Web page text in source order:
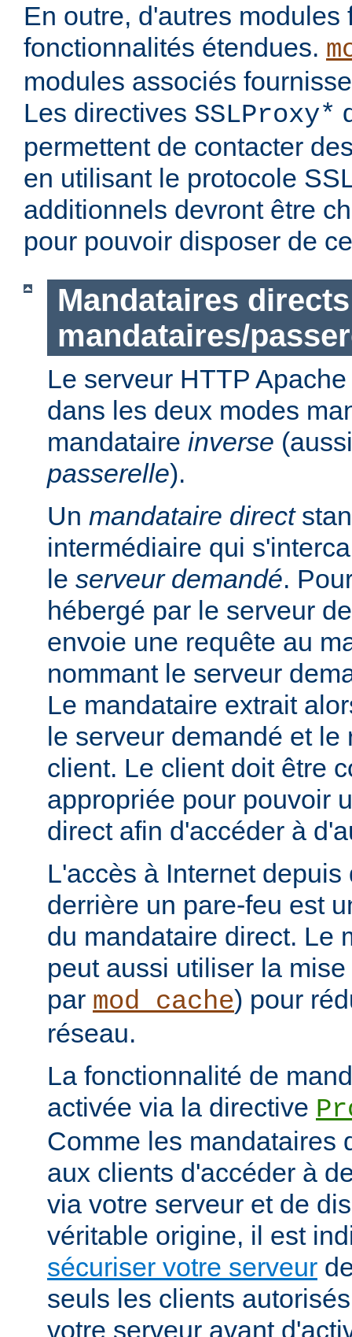
En outre, d'autres modules
fonctionnalités étendues.
modules associés
Les directives SSLProxy*
permettent de contacter
en utilisant le protocole
additionnels devront être
pour pouvoir disposer de
Mandataires
mandataires/
Le serveur HTTP
dans les deux modes
mandataire inverse
passerelle).
Un mandataire direct
intermédiaire qui
le serveur demandé.
hébergé par le serveur
envoie une requête au
nommant le serveur
Le mandataire extrait
le serveur demandé et
client. Le client doit être
appropriée pour pouvoir
direct afin d'accéder à
L'accès à Internet
derrière un pare-feu est
du mandataire direct. Le
peut aussi utiliser la
par mod_cache) pour
réseau.
La fonctionnalité de
activée via la directive
Comme les mandataires
aux clients d'accéder à
via votre serveur et de
véritable origine, il est
sécuriser votre serveur
seuls les clients
votre serveur avant